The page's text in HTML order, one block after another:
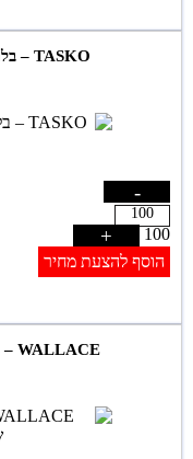
TASKO – בלוק ממו שולחני דמוי עור מתקפל
-
100
+
הוסף להצעת מחיר
WALLACE – מעמד ממו שולחני עם לוח שבועי